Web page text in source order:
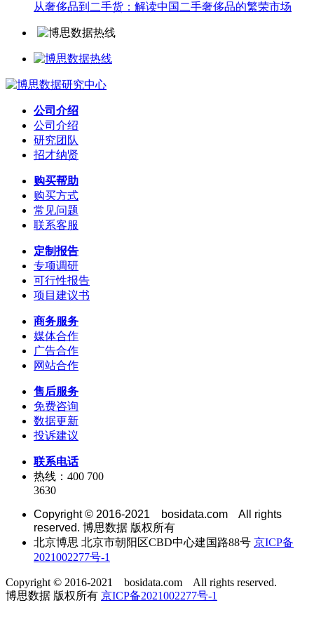
从奢侈品到二手货：解读中国二手奢侈品的繁荣市场
公司介绍
公司介绍
研究团队
招才纳贤
购买帮助
购买方式
常见问题
联系客服
定制报告
专项调研
可行性报告
项目建议书
商务服务
媒体合作
广告合作
网站合作
售后服务
免费咨询
数据更新
投诉建议
联系电话
热线：400 700
3630
Copyright © 2016-2021 bosidata.com All rights
reserved. 博思数据 版权所有
北京博思 北京市朝阳区CBD中心建国路88号 京ICP备
2021002277号-1
Copyright © 2016-2021 bosidata.com All rights reserved.
博思数据 版权所有 京ICP备2021002277号-1